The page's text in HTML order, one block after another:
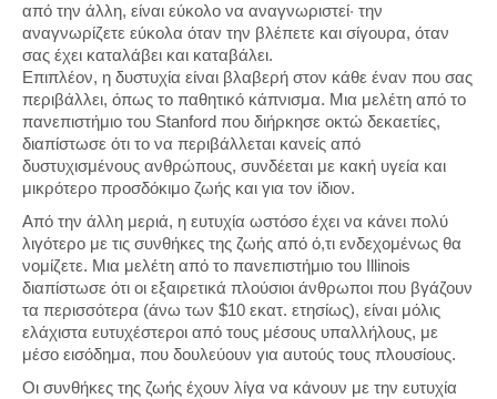
από την άλλη, είναι εύκολο να αναγνωριστεί· την
αναγνωρίζετε εύκολα όταν την βλέπετε και σίγουρα, όταν
σας έχει καταλάβει και καταβάλει.
Επιπλέον, η δυστυχία είναι βλαβερή στον κάθε έναν που σας
περιβάλλει, όπως το παθητικό κάπνισμα. Μια μελέτη από το
πανεπιστήμιο του Stanford που διήρκησε οκτώ δεκαετίες,
διαπίστωσε ότι το να περιβάλλεται κανείς από
δυστυχισμένους ανθρώπους, συνδέεται με κακή υγεία και
μικρότερο προσδόκιμο ζωής και για τον ίδιον.
Από την άλλη μεριά, η ευτυχία ωστόσο έχει να κάνει πολύ
λιγότερο με τις συνθήκες της ζωής από ό,τι ενδεχομένως θα
νομίζετε. Μια μελέτη από το πανεπιστήμιο του Illinois
διαπίστωσε ότι οι εξαιρετικά πλούσιοι άνθρωποι που βγάζουν
τα περισσότερα (άνω των $10 εκατ. ετησίως), είναι μόλις
ελάχιστα ευτυχέστεροι από τους μέσους υπαλλήλους, με
μέσο εισόδημα, που δουλεύουν για αυτούς τους πλουσίους.
Οι συνθήκες της ζωής έχουν λίγα να κάνουν με την ευτυχία